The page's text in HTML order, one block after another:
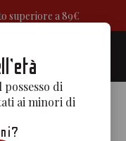
superiore a 89€
di
ai minori di